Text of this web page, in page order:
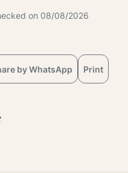
on 08/08/2026
by WhatsApp Print